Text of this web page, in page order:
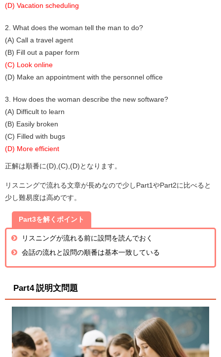
(D) Vacation scheduling
2. What does the woman tell the man to do?
(A) Call a travel agent
(B) Fill out a paper form
(C) Look online
(D) Make an appointment with the personnel office
3. How does the woman describe the new software?
(A) Difficult to learn
(B) Easily broken
(C) Filled with bugs
(D) More efficient
正解は順番に(D),(C),(D)となります。
リスニングで流れる文章が長めなので少しPart1やPart2に比べると
少し難易度は高めです。
Part3を解くポイント
リスニングが流れる前に設問を読んでおく
会話の流れと設問の順番は基本一致している
Part4 説明文問題